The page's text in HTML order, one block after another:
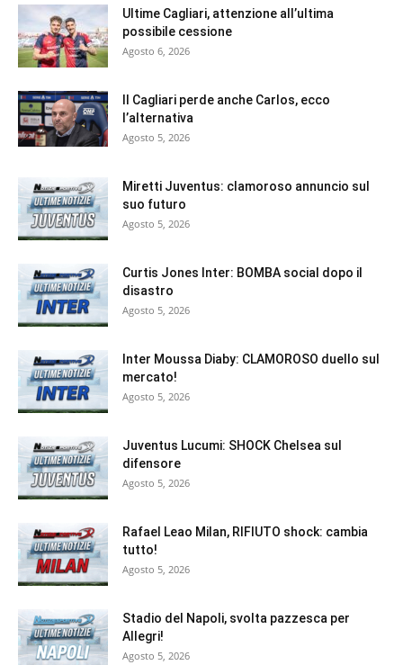
Ultime Cagliari, attenzione all’ultima
possibile cessione
Agosto 6, 2026
Il Cagliari perde anche Carlos, ecco
l’alternativa
Agosto 5, 2026
Miretti Juventus: clamoroso annuncio sul
suo futuro
Agosto 5, 2026
Curtis Jones Inter: BOMBA social dopo il
disastro
Agosto 5, 2026
Inter Moussa Diaby: CLAMOROSO duello sul
mercato!
Agosto 5, 2026
Juventus Lucumi: SHOCK Chelsea sul
difensore
Agosto 5, 2026
Rafael Leao Milan, RIFIUTO shock: cambia
tutto!
Agosto 5, 2026
Stadio del Napoli, svolta pazzesca per
Allegri!
Agosto 5, 2026